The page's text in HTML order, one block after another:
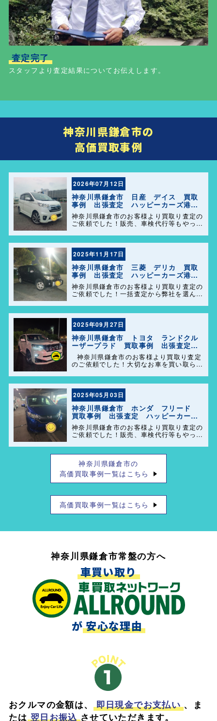
査定完了
スタッフより査定結果についてお伝えします。
神奈川県鎌倉市の
高価買取事例
2026年07月12日
神奈川県鎌倉市 日産 デイス 買取
事例 出張査定 ハッピーカーズ港南
店！
神奈川県鎌倉市のお客様より買取り査定の
ご依頼でした！販売、車検代行等もやって
ば、気軽にご相談して下さい(^o^)／
2025年11月17日
神奈川県鎌倉市 三菱 デリカ 買取
事例 出張査定 ハッピーカーズ港南
店！
神奈川県鎌倉市のお客様より買取り査定の
ご依頼でした！一括査定から弊社を選んで
た、事務所に遊びに来てください。
2025年09月27日
神奈川県鎌倉市 トヨタ ランドクル
ーザープラド 買取事例 出張査定
ハッピーカーズ港南店
神奈川県鎌倉市のお客様より買取り査定
のご依頼でした！大切なお車を買い取らせ
社の事をよろしくお願いします＼(^o^)／
2025年05月03日
神奈川県鎌倉市 ホンダ フリード
買取事例 出張査定 ハッピーカーズ
港南店！
神奈川県鎌倉市のお客様より買取り査定の
ご依頼でした！販売、車検代行等もやって
ば、気軽にご相談して下さい(^o^)／ 口コ
ミもありがとうございました！
神奈川県鎌倉市の
高価買取事例一覧はこちら
高価買取事例一覧はこちら
神奈川県鎌倉市常盤の方へ
車買い取り
が安心な理由
おクルマの金額は、 即日現金でお支払い 、ま
たは 翌日お振込 させていただきます。